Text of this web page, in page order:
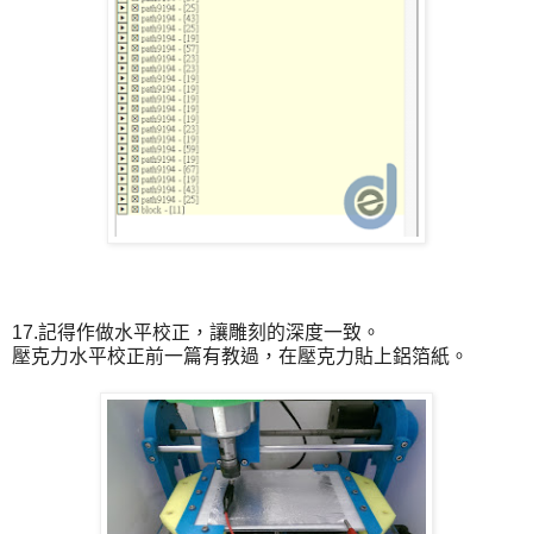
17.記得作做水平校正，讓雕刻的深度一致。
壓克力水平校正前一篇有教過，在壓克力貼上鋁箔紙。